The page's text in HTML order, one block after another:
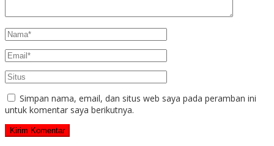
Simpan nama, email, dan situs web saya pada peramban ini
untuk komentar saya berikutnya.